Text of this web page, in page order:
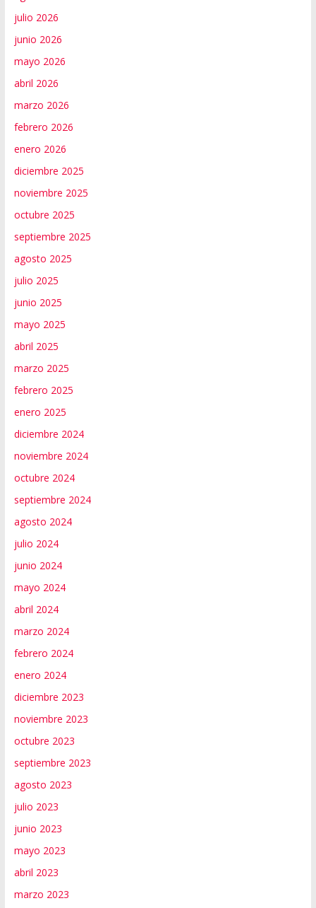
julio 2026
junio 2026
mayo 2026
abril 2026
marzo 2026
febrero 2026
enero 2026
diciembre 2025
noviembre 2025
octubre 2025
septiembre 2025
agosto 2025
julio 2025
junio 2025
mayo 2025
abril 2025
marzo 2025
febrero 2025
enero 2025
diciembre 2024
noviembre 2024
octubre 2024
septiembre 2024
agosto 2024
julio 2024
junio 2024
mayo 2024
abril 2024
marzo 2024
febrero 2024
enero 2024
diciembre 2023
noviembre 2023
octubre 2023
septiembre 2023
agosto 2023
julio 2023
junio 2023
mayo 2023
abril 2023
marzo 2023